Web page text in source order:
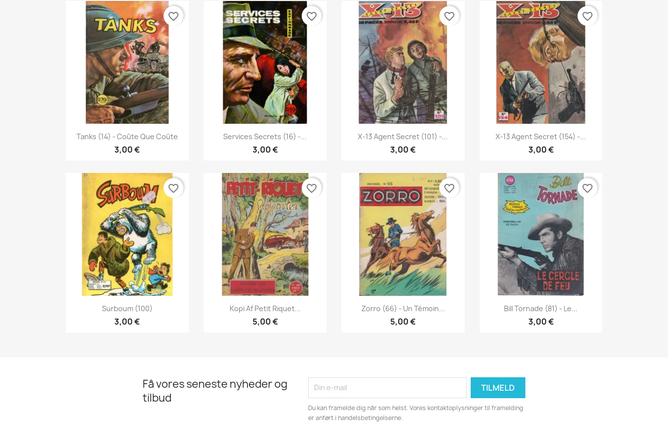
Vis her
Tanks (14) - Coûte Que Coûte
3,00 €
favorite_border
Vis her
Services Secrets (16) -...
3,00 €
favorite_border
Vis her
X-13 Agent Secret (101) -...
3,00 €
favorite_border
Vis her
X-13 Agent Secret (154) -...
3,00 €
favorite_border
Vis her
Surboum (100)
3,00 €
favorite_border
Vis her
Kopi Af Petit Riquet...
5,00 €
favorite_border
Vis her
Zorro (66) - Un Témoin...
5,00 €
favorite_border
Vis her
Bill Tornade (81) - Le...
3,00 €
favorite_border
Få vores seneste nyheder og
tilbud
Du kan framelde dig når som helst. Vores kontaktoplysninger til framelding
er anført i handelsbetingelserne.